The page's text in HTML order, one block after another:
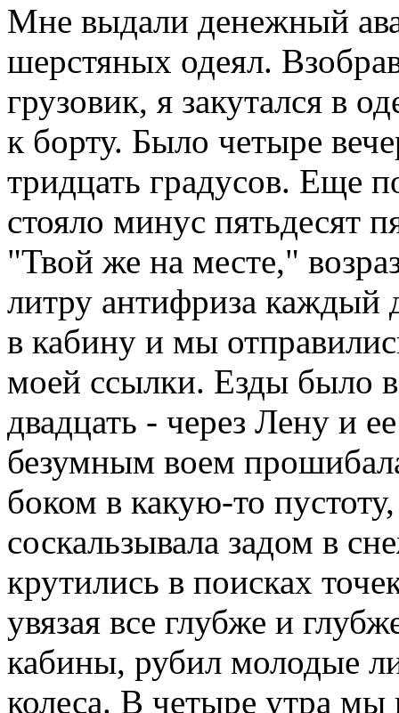
Мне выдали денежный
шерстяных одеял.
грузовик, я закутался в
к борту. Было четыре
тридцать градусов. Еще
стояло минус пятьдесят
"Твой же на месте,"
литру антифриза каждый
в кабину и мы
моей ссылки. Езды было
двадцать - через Лену и
безумным воем
боком в какую-то
соскальзывала задом в
крутились в поисках
увязая все глубже и
кабины, рубил молодые
колеса. В четыре утра